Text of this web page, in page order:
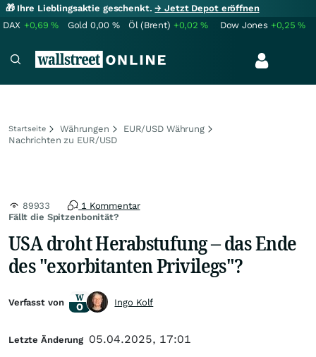
🎁 Ihre Lieblingsaktie geschenkt.→ Jetzt Depot eröffnen
DAX +0,69% Gold 0,00 % Öl (Brent) +0,02% Dow Jones +0,25%
Startseite Währungen
EUR/USD Währung
Nachrichten zu EUR/USD
Fällt die Spitzenbonität?
89933 1 Kommentar
USA droht Herabstufung – das Ende
des "exorbitanten Privilegs"?
Verfasst von Ingo Kolf
Letzte Änderung 05.04.2025, 17:01